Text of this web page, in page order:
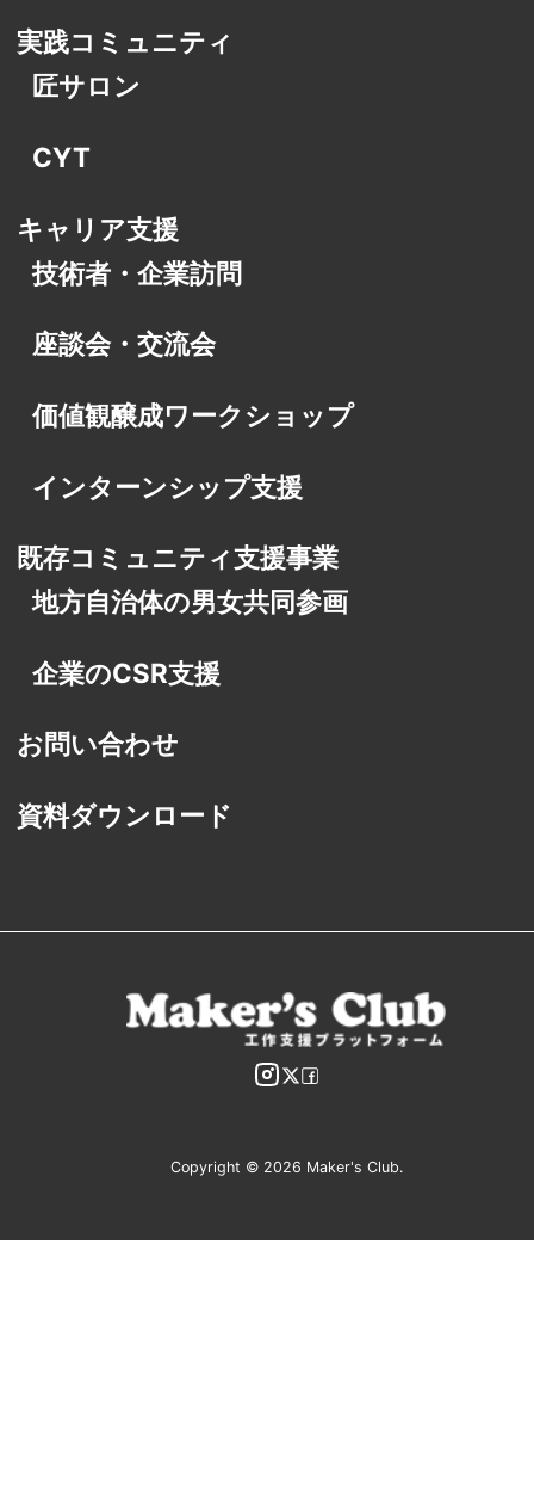
実践コミュニティ
匠サロン
CYT
キャリア支援
技術者・企業訪問
座談会・交流会
価値観醸成ワークショップ
インターンシップ支援
既存コミュニティ支援事業
地方自治体の男女共同参画
企業のCSR支援
お問い合わせ
資料ダウンロード
Copyright © 2026 Maker's Club.